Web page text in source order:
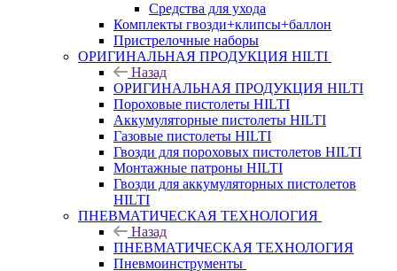
Средства для ухода
Комплекты гвозди+клипсы+баллон
Пристрелочные наборы
ОРИГИНАЛЬНАЯ ПРОДУКЦИЯ HILTI
Назад
ОРИГИНАЛЬНАЯ ПРОДУКЦИЯ HILTI
Пороховые пистолеты HILTI
Аккумуляторные пистолеты HILTI
Газовые пистолеты HILTI
Гвозди для пороховых пистолетов HILTI
Монтажные патроны HILTI
Гвозди для аккумуляторных пистолетов
HILTI
ПНЕВМАТИЧЕСКАЯ ТЕХНОЛОГИЯ
Назад
ПНЕВМАТИЧЕСКАЯ ТЕХНОЛОГИЯ
Пневмоинструменты